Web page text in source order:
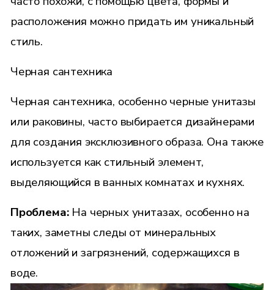
расположения можно придать им уникальный
стиль.
Черная сантехника
Черная сантехника, особенно черные унитазы
или раковины, часто выбирается дизайнерами
для создания эксклюзивного образа. Она также
используется как стильный элемент,
выделяющийся в ванных комнатах и кухнях.
Проблема: На черных унитазах, особенно на
таких, заметны следы от минеральных
отложений и загрязнений, содержащихся в
воде.